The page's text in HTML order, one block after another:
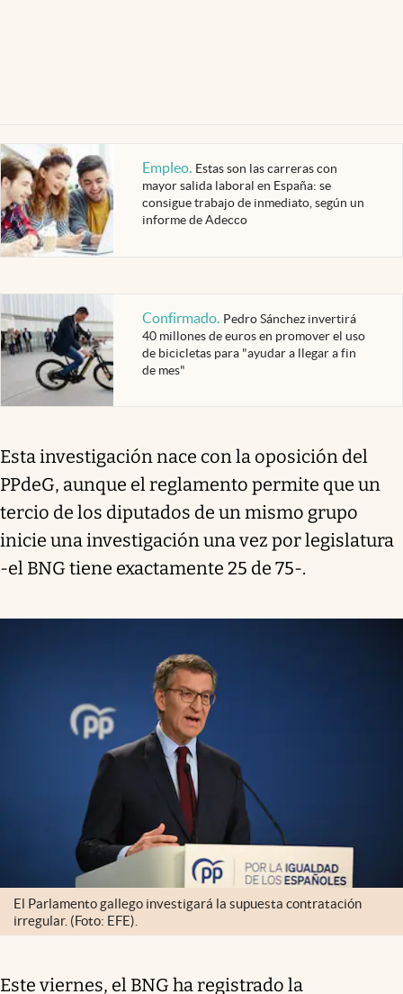
Empleo. Estas son las carreras con
mayor salida laboral en España: se
consigue trabajo de inmediato, según un
informe de Adecco
Confirmado. Pedro Sánchez invertirá
40 millones de euros en promover el uso
de bicicletas para "ayudar a llegar a fin
de mes"
Esta investigación nace con la oposición del
PPdeG, aunque el reglamento permite que un
tercio de los diputados de un mismo grupo
inicie una investigación una vez por legislatura
-el BNG tiene exactamente 25 de 75-.
El Parlamento gallego investigará la supuesta contratación
irregular. (Foto: EFE).
Este viernes, el BNG ha registrado la